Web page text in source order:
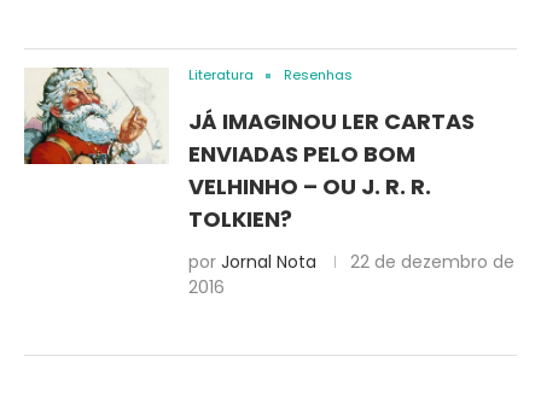
Literatura Resenhas
JÁ IMAGINOU LER CARTAS
ENVIADAS PELO BOM
VELHINHO – OU J. R. R.
TOLKIEN?
por Jornal Nota
22 de dezembro de
2016